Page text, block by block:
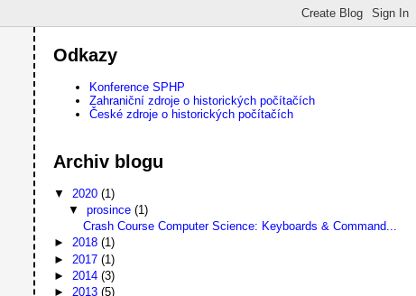
Odkazy
Konference SPHP
Zahraniční zdroje o historických počítačích
České zdroje o historických počítačích
Archiv blogu
▼ 2020(1)
▼ prosince (1)
Crash Course Computer Science: Keyboards & Command...
►2018(1)
► 2017(1)
► 2014(3)
►2013(5)